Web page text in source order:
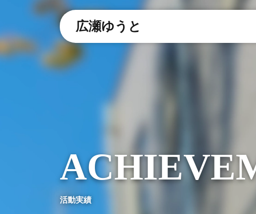
広瀬ゆうと
活動実績